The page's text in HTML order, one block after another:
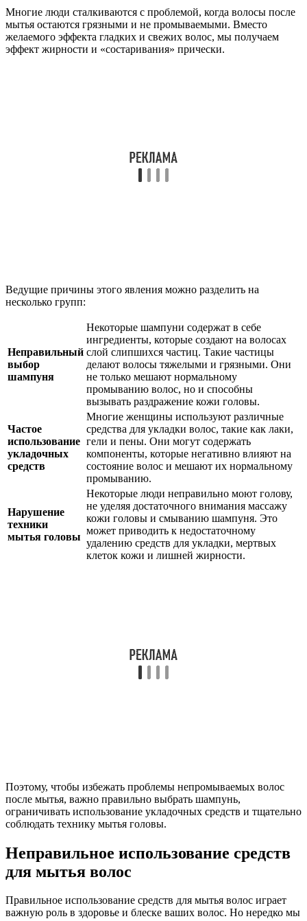
Многие люди сталкиваются с проблемой, когда волосы после
мытья остаются грязными и не промываемыми. Вместо
желаемого эффекта гладких и свежих волос, мы получаем
эффект жирности и «состаривания» прически.
Ведущие причины этого явления можно разделить на
несколько групп:
Неправильный
выбор
шампуня
Некоторые шампуни содержат в себе
ингредиенты, которые создают на волосах
слой слипшихся частиц. Такие частицы
делают волосы тяжелыми и грязными. Они
не только мешают нормальному
промыванию волос, но и способны
вызывать раздражение кожи головы.
Частое
использование
укладочных
средств
Многие женщины используют различные
средства для укладки волос, такие как лаки,
гели и пены. Они могут содержать
компоненты, которые негативно влияют на
состояние волос и мешают их нормальному
промыванию.
Нарушение
техники
мытья головы
Некоторые люди неправильно моют голову,
не уделяя достаточного внимания массажу
кожи головы и смыванию шампуня. Это
может приводить к недостаточному
удалению средств для укладки, мертвых
клеток кожи и лишней жирности.
Поэтому, чтобы избежать проблемы непромываемых волос
после мытья, важно правильно выбрать шампунь,
ограничивать использование укладочных средств и тщательно
соблюдать технику мытья головы.
Неправильное использование средств
для мытья волос
Правильное использование средств для мытья волос играет
важную роль в здоровье и блеске ваших волос. Но нередко мы